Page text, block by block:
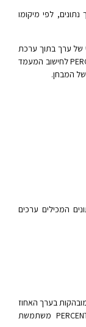
לפי מיקומו
של ערך בתוך ערכת
נתונים. לדוגמה, השתמש בפונקציה PERCENTRANK.INC לחישוב המעמד
של המבחן.
המכילים ערכים
בערך האחוז
המוחזר. אם הוא מושמט, הפונקציה PERCENTRANK.INC משתמשת